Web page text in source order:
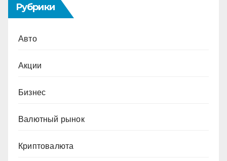
Рубрики
Авто
Акции
Бизнес
Валютный рынок
Криптовалюта